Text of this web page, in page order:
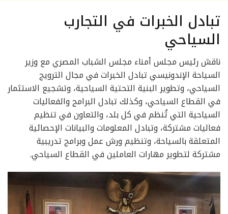
تبادل الخبرات في التجارب
السياحي
ناقش رئيس مجلس أمناء مجلس الشباب المصري مع وزير
السياحة الإندونيسي تبادل الخبرات في مجال الترويج
السياحي، وتطوير البنية التحتية السياحية، وتشجيع الاستثمار
في القطاع السياحي، وكذلك تبادل البرامج والفعاليات
السياحية التي تُنظم في كل بلد، والتعاون في تنظيم
فعاليات مشتركة، وتبادل المعلومات والبيانات الإحصائية
المتعلقة بالسياحة، وتنظيم ورش عمل وبرامج تدريبية
مشتركة لتطوير مهارات العاملين في القطاع السياحي.